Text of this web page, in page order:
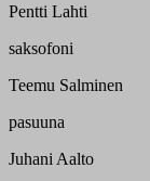
Pentti Lahti
saksofoni
Teemu Salminen
pasuuna
Juhani Aalto